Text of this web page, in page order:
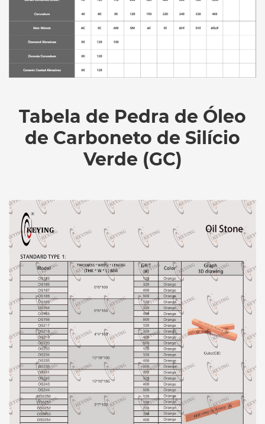
Tabela de Pedra de Óleo
de Carboneto de Silício
Verde (GC)